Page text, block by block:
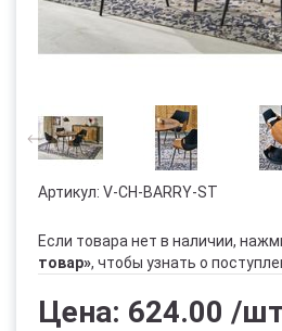
Артикул: V-CH-BARRY-ST
Если товара нет в наличии,
товар», чтобы узнать о
Цена: 624.00 /